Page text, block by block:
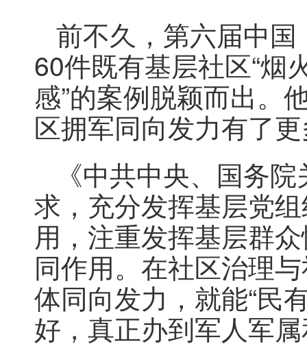
前不久，第六届中
60件既有基层社区“烟
感”的案例脱颖而出。
区拥军同向发力有了
《中共中央、国务
求，充分发挥基层党
用，注重发挥基层群
同作用。在社区治理
体同向发力，就能“民
好，真正办到军人军